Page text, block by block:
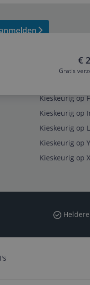
€
Gratis
Kieskeurig op
Kieskeurig op
Kieskeurig op
Kieskeurig op
Kieskeurig op X